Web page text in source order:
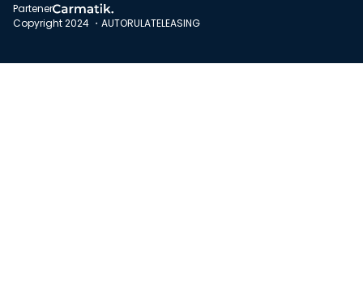
Partener
Copyright 2024 ・AUTORULATELEASING